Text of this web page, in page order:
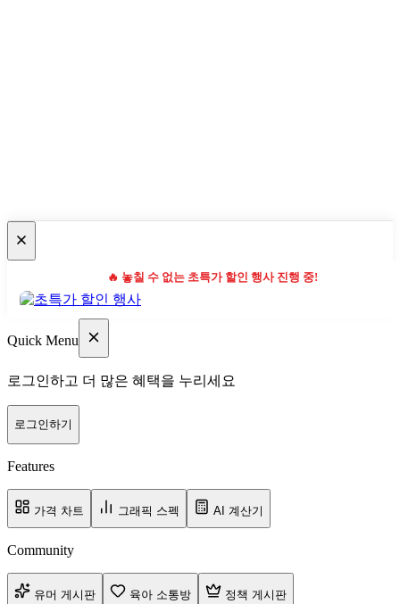
🔥 놓칠 수 없는 초특가 할인 행사 진행 중!
Quick Menu
로그인하고 더 많은 혜택을 누리세요
로그인하기
Features
가격 차트 그래픽 스펙 AI 계산기
Community
유머 게시판 육아 소통방 정책 게시판